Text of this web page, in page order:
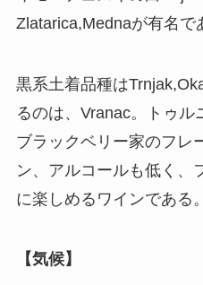
Zlatarica,Mednaが有名で
黒系土着品種は
るのは、Vranac。トゥル
ブラックベリー家のフレ
ン、アルコールも低く、
に楽しめるワインである。
【気候】